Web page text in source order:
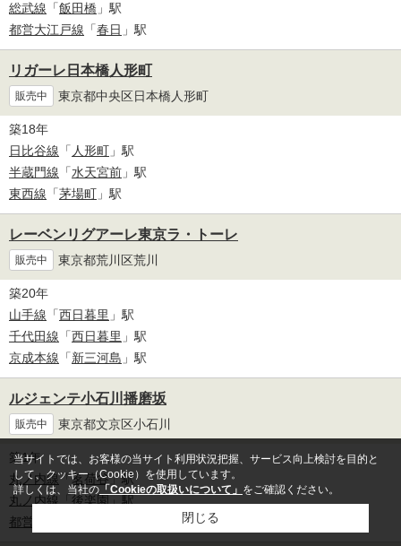
総武線 「飯田橋 」駅
都営大江戸線 「春日 」駅
リガーレ日本橋人形町
販売中 東京都中央区日本橋人形町
築18年
日比谷線 「 人形町 」駅
半蔵門線 「水天宮前 」駅
東西線 「茅場町 」駅
レーベンリグアーレ東京ラ・トーレ
販売中 東京都荒川区荒川
築20年
山手線 「西日暮里 」駅
千代田線 「西日暮里 」駅
京成本線 「新三河島 」駅
ルジェンテ小石川播磨坂
販売中 東京都文京区小石川
築1年
丸ノ内線「茗荷谷」駅
丸ノ内線
後楽園
」駅
都営三田線
当サイトでは、お客様の当サイト利用状況把握、サービス向上検討を目的と
して、クッキー（Cookie）を使用しています。
詳しくは、当社の 「Cookieの取扱いについて」 をご確認ください。
閉じる